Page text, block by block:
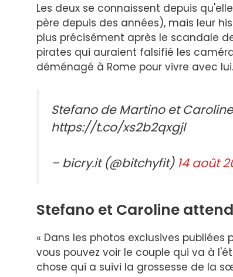
Les deux se connaissent depuis
père depuis des années), mais leur
plus précisément après le scandale
pirates qui auraient falsifié les
déménagé à Rome pour vivre avec lui.
Stefano de Martino et
https://t.co/xs2b2qxgjl
– bicry.it (@bitchyfit) 14 août
Stefano et Caroline
« Dans les photos exclusives
vous pouvez voir le couple qui va à
chose qui a suivi la grossesse de la